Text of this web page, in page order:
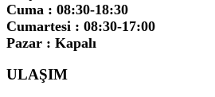
Cuma : 08:30-18:30
Cumartesi : 08:30-17:00
Pazar : Kapalı
ULAŞIM